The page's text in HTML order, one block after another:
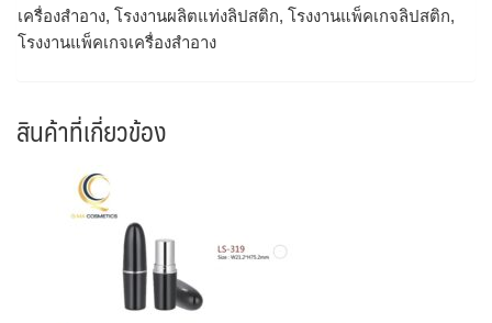
เครื่องสำอาง, โรงงานผลิตแท่งลิปสติก, โรงงานแพ็คเกจลิปสติก,
โรงงานแพ็คเกจเครื่องสำอาง
สินค้าที่เกี่ยวข้อง